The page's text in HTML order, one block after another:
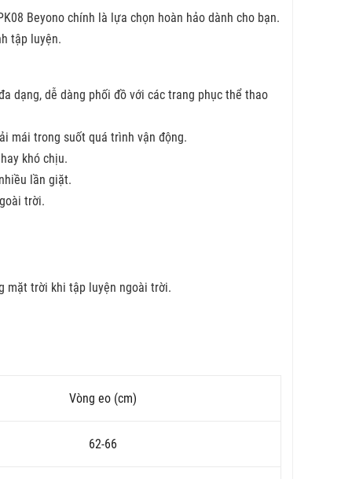
Beyono chính là lựa chọn hoàn hảo dành cho bạn.
tập luyện.
dạng, dễ dàng phối đồ với các trang phục thể thao
mái trong suốt quá trình vận động.
khó chịu.
lần giặt.
trời.
mặt trời khi tập luyện ngoài trời.
Vòng eo (cm)
62-66